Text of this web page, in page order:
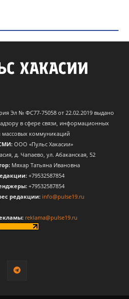
Эл № ФС77-75058 от 22.02.2019 выдано
в сфере связи, информационных
массовых коммуникаций
ООО «Пульс Хакасии»
д. Чапаево, ул. Абаканская, 52
Мяхар Татьяна Ивановна
+79532587854
+79532587854
редакции: info@pulse19.ru
reklama@pulse19.ru